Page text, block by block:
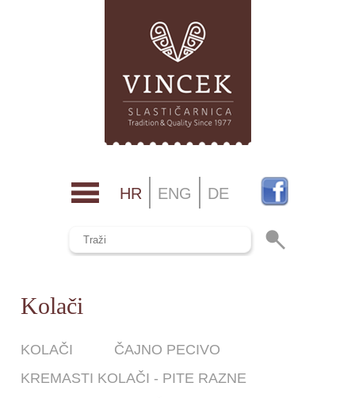
DE
ENG
HR
Kolači
KOLAČI
ČAJNO PECIVO
KREMASTI KOLAČI - PITE RAZNE